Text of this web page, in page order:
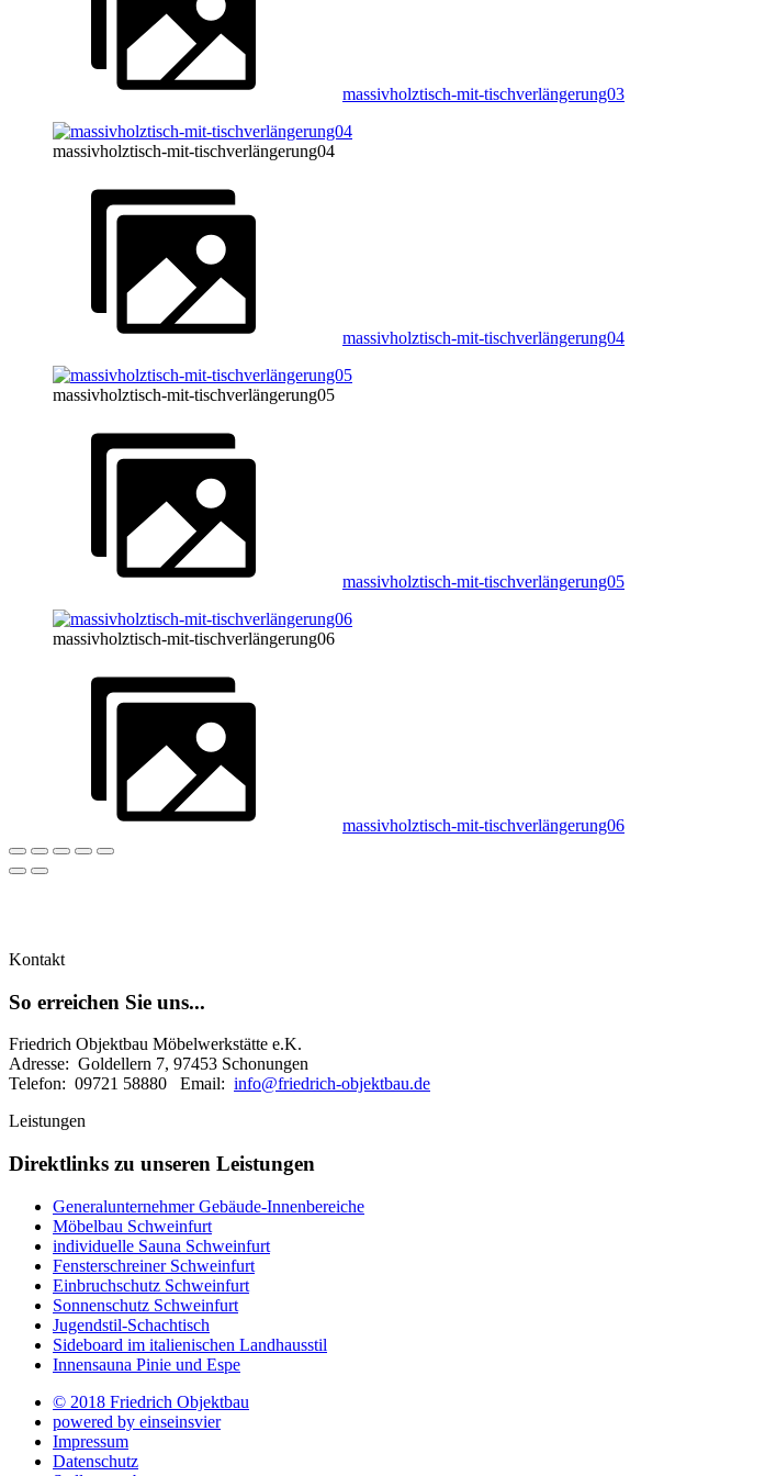
massivholztisch-mit-tischverlängerung03
massivholztisch-mit-tischverlängerung04
massivholztisch-mit-tischverlängerung04
massivholztisch-mit-tischverlängerung05
massivholztisch-mit-tischverlängerung05
massivholztisch-mit-tischverlängerung06
massivholztisch-mit-tischverlängerung06
Kontakt
So erreichen Sie uns...
Friedrich Objektbau Möbelwerkstätte e.K.
Adresse: Goldellern 7, 97453 Schonungen
Telefon: 09721 58880 Email: info@friedrich-objektbau.de
Leistungen
Direktlinks zu unseren Leistungen
Generalunternehmer Gebäude-Innenbereiche
Möbelbau Schweinfurt
individuelle Sauna Schweinfurt
Fensterschreiner Schweinfurt
Einbruchschutz Schweinfurt
Sonnenschutz Schweinfurt
Jugendstil-Schachtisch
Sideboard im italienischen Landhausstil
Innensauna Pinie und Espe
© 2018 Friedrich Objektbau
powered by einseinsvier
Impressum
Datenschutz